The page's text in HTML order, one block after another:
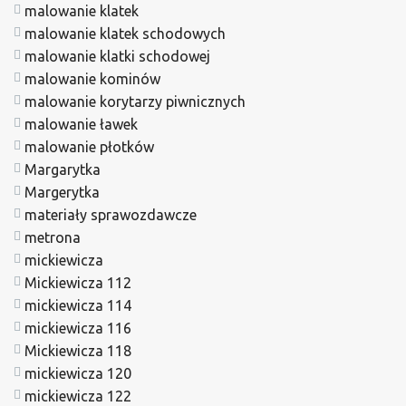
malowanie klatek
malowanie klatek schodowych
malowanie klatki schodowej
malowanie kominów
malowanie korytarzy piwnicznych
malowanie ławek
malowanie płotków
Margarytka
Margerytka
materiały sprawozdawcze
metrona
mickiewicza
Mickiewicza 112
mickiewicza 114
mickiewicza 116
Mickiewicza 118
mickiewicza 120
mickiewicza 122